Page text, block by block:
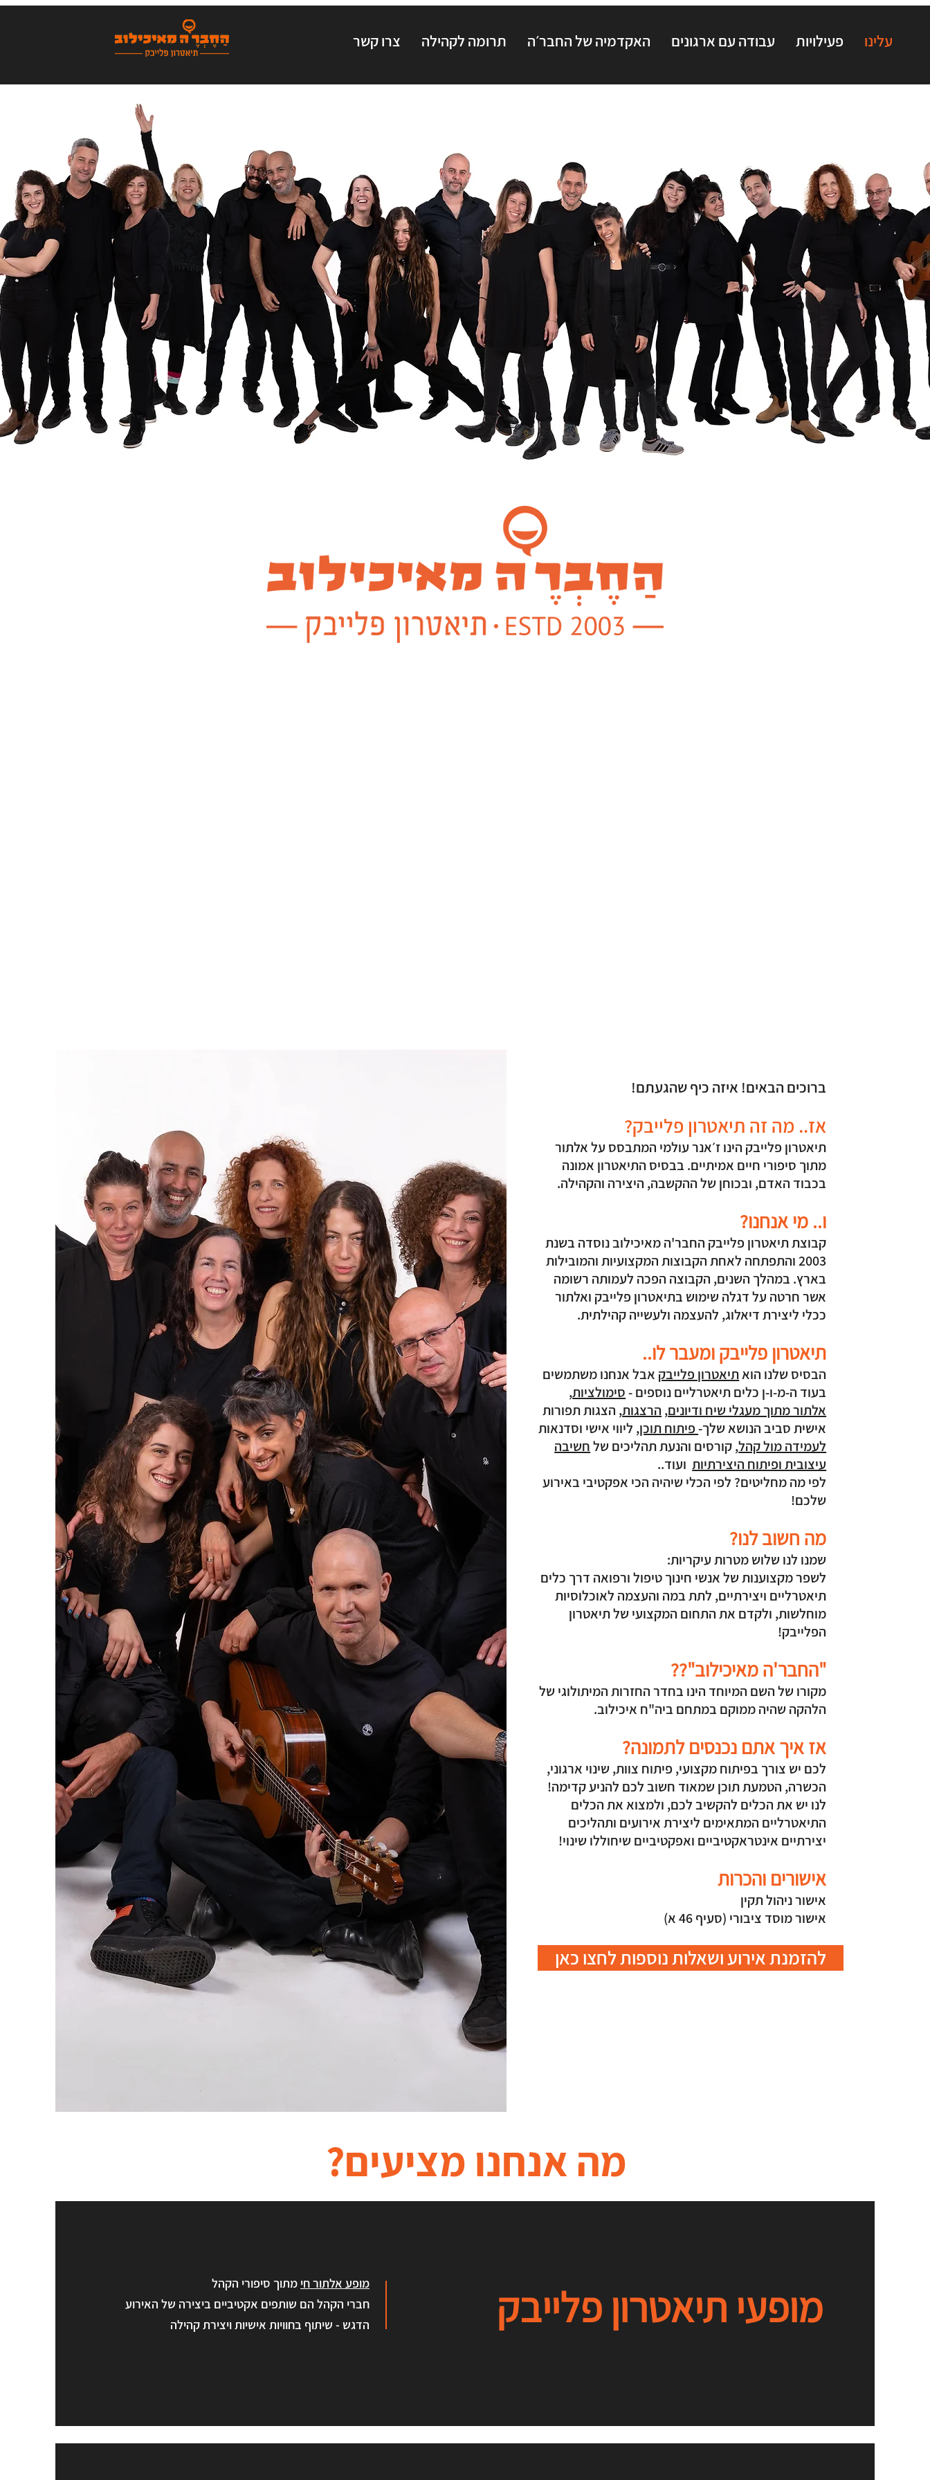
צרו קשר תרומה לקהילה האקדמיה של החבר׳ה עבודה עם ארגונים פעילויות עלינו
לחצו כאן ליצירת קשר
ברוכים הבאים! איזה כיף שהגעתם!
אז.. מה זה תיאטרון פלייבק?
תיאטרון פלייבק הינו ז׳אנר עולמי המתבסס על אלתור
מתוך סיפורי חיים אמיתיים. בבסיס התיאטרון אמונה
בכבוד האדם, ובכוחן של ההקשבה, היצירה והקהילה.
ו.. מי אנחנו?
קבוצת תיאטרון פלייבק החבר'ה מאיכילוב נוסדה בשנת
2003 והתפתחה לאחת הקבוצות המקצועיות והמובילות
בארץ. במהלך השנים, הקבוצה הפכה לעמותה רשומה
אשר חרטה על דגלה שימוש בתיאטרון פלייבק ואלתור
ככלי ליצירת דיאלוג, להעצמה ולעשייה קהילתית.
תיאטרון פלייבק ומעבר לו..
הבסיס שלנו הואתיאטרון פלייבק אבל אנחנו משתמשים
בעוד ה-מ-ו-ן כלים תיאטרליים נוספים -סימולציות,
אלתור מתוך מעגלי שיח ודיונים, הרצגות, הצגות תפורות
אישית סביב הנושא שלך-פיתוח תוכן, ליווי אישי וסדנאות
לעמידה מול קהל, קורסים והנעת תהליכים שלחשיבה
עיצובית ופיתוח היצירתיותועוד..
לפי מה מחליטים? לפי הכלי שיהיה הכי אפקטיבי באירוע
שלכם!
מה חשוב לנו?
שמנו לנו שלוש מטרות עיקריות:
לשפר מקצוענות של אנשי חינוך טיפול ורפואה דרך כלים
תיאטרליים ויצירתיים, לתת במה והעצמה לאוכלוסיות
מוחלשות, ולקדם את התחום המקצועי של תיאטרון
הפלייבק!
"החבר'ה מאיכילוב"??
מקורו של השם המיוחד הינו בחדר החזרות המיתולוגי של
הלהקה שהיה ממוקם במתחם ביה"ח איכילוב.
אז איך אתם נכנסים לתמונה?
לכם יש צורך בפיתוח מקצועי, פיתוח צוות, שינוי ארגוני,
הכשרה, הטמעת תוכן שמאוד חשוב לכם להניע קדימה!
לנו יש את הכלים להקשיב לכם, ולמצוא את הכלים
התיאטרליים המתאימים ליצירת אירועים ותהליכים
יצירתיים אינטראקטיביים ואפקטיביים שיחוללו שינוי!
אישורים והכרות
אישור ניהול תקין
אישור מוסד ציבורי (סעיף 46 א)
להזמנת אירוע ושאלות נוספות לחצו כאן
מה אנחנו מציעים?
מופע אלתור חי מתוך סיפורי הקהל
חברי הקהל הם שותפים אקטיביים ביצירה של האירוע
הדגש - שיתוף בחוויות אישיות ויצירת קהילה
מופעי תיאטרון פלייבק